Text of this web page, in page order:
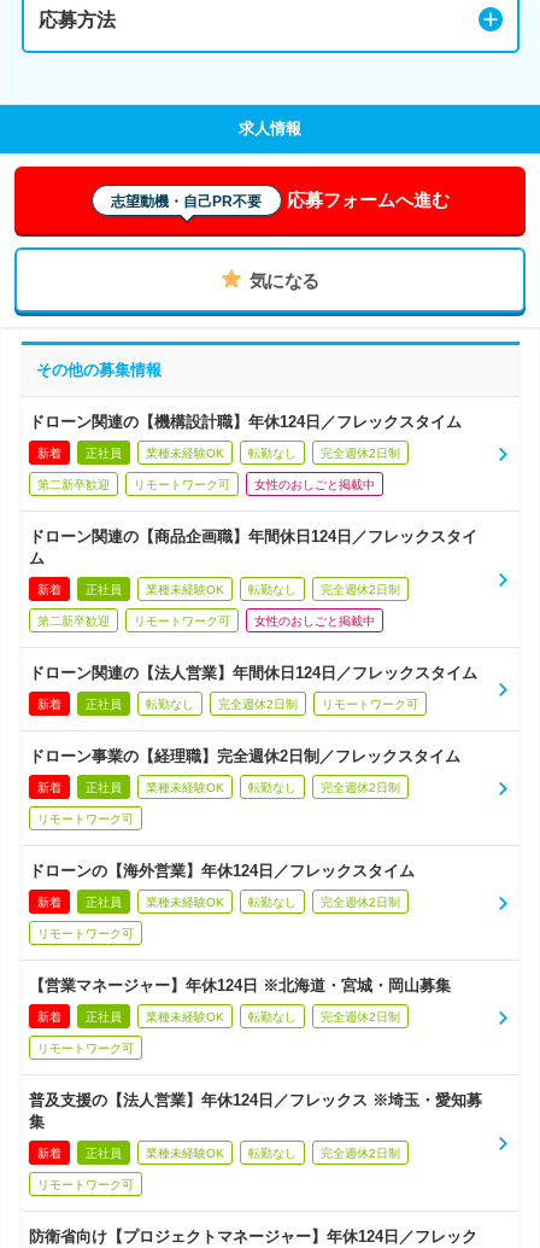
応募方法
求人情報
志望動機・自己PR不要 応募フォームへ進む
気になる
その他の募集情報
ドローン関連の【機構設計職】年休124日／フレックスタイム
新着 正社員 業種未経験OK 転勤なし 完全週休2日制
第二新卒歓迎 リモートワーク可 女性のおしごと掲載中
ドローン関連の【商品企画職】年間休日124日／フレックスタイ
ム
新着 正社員 業種未経験OK 転勤なし 完全週休2日制
第二新卒歓迎 リモートワーク可 女性のおしごと掲載中
ドローン関連の【法人営業】年間休日124日／フレックスタイム
新着 正社員 転勤なし 完全週休2日制 リモートワーク可
ドローン事業の【経理職】完全週休2日制／フレックスタイム
新着 正社員 業種未経験OK 転勤なし 完全週休2日制
リモートワーク可
ドローンの【海外営業】年休124日／フレックスタイム
新着 正社員 業種未経験OK 転勤なし 完全週休2日制
リモートワーク可
【営業マネージャー】年休124日 ※北海道・宮城・岡山募集
新着 正社員 業種未経験OK 転勤なし 完全週休2日制
リモートワーク可
普及支援の【法人営業】年休124日／フレックス ※埼玉・愛知募
集
新着 正社員 業種未経験OK 転勤なし 完全週休2日制
リモートワーク可
防衛省向け【プロジェクトマネージャー】年休124日／フレック